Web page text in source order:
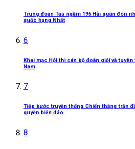
Trung đoàn Tàu ngầm 196 Hải quân đón
quốc hạng Nhất
6
Khai mạc Hội thi cán bộ đoàn giỏi và
Nam
7
Tiếp bước truyền thống Chiến thắng trận
quyền biển đảo
8